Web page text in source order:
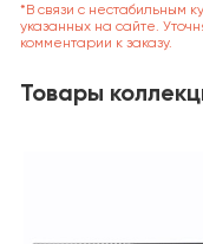
*В связи с нестабильным
указанных на сайте.
комментарии к заказу.
Товары